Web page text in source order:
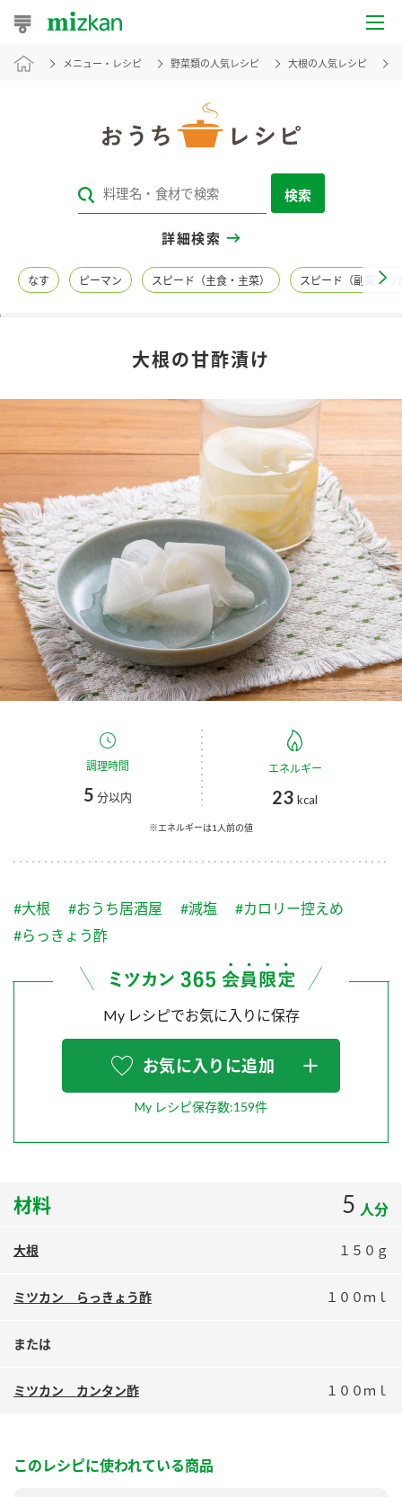
おうちレシピ
レシピカテゴリ一覧
レシピ名特集
調味酢
お酢ドリンク ぽん酢
みりん風・料理酒 鍋用調味料
つゆ たれ
スープ 中華
ふりかけ おすしの素
炊き込みご飯の素 米飯用調味液
Fibee
新商品一覧
キャンペーン情報
ブランド・スペシャルサイト
ブランド・スペシャルサイト トップ
商品ブランドサイト
Fibee（ファイビー）
くらしプラ酢
お酢ドリンク
つゆ
納豆のサイト
三ツ判山吹
スペシャルサイト
お酢を知ろう！
鍋奉行マニュアル
企業情報
国内事業概要
企業理念
ミツカンの歴史
ミツカンを知る
環境への取り組み
MIM（ミツカンミュージアム）
各部門が大切にしていること
お客様相談センター
お客様の声をいかしました
販売終了製品のご案内
よくあるご質問
検索
メニュー・レシピ 野菜類の人気レシピ 大根の人気レシピ
検索
詳細検索
なす ピーマン スピード（主食・主菜） スピード（副菜・つ
大根の甘酢漬け
調理時間
5 分以内
エネルギー
23 kcal
※エネルギーは1人前の値
#大根 #おうち居酒屋 #減塩
#カロリー控えめ
#らっきょう酢
My レシピでお気に入りに保存
お気に入りに追加
My レシピ保存数:159件
材料 5 人分
大根 １５０ｇ
ミツカン らっきょう酢 １００ｍｌ
または
ミツカン カンタン酢 １００ｍｌ
このレシピに使われている商品